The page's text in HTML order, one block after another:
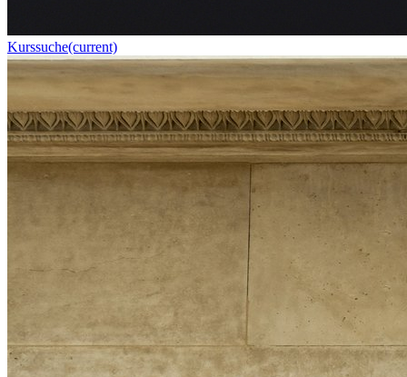
Kurssuche(current)